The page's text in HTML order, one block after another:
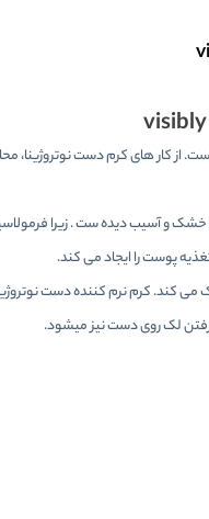
از کار های کرم دست
و آسیب دیده ست . زیرا
پوست را ایجاد می کند.
لک روی دست نیز میشود.